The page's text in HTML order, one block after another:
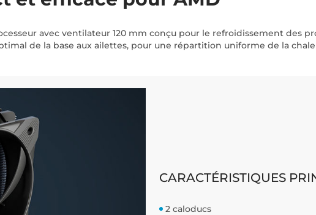
avec ventilateur 120 mm conçu pour le refroidissement des
de la base aux ailettes, pour une répartition uniforme de la
CARACTÉRISTIQUES
2 caloducs